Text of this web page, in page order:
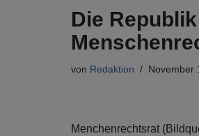
Die
von Redaktion November
Menchenrechtsrat